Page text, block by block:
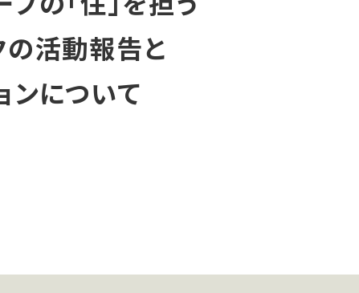
の活動報告と
ンについて